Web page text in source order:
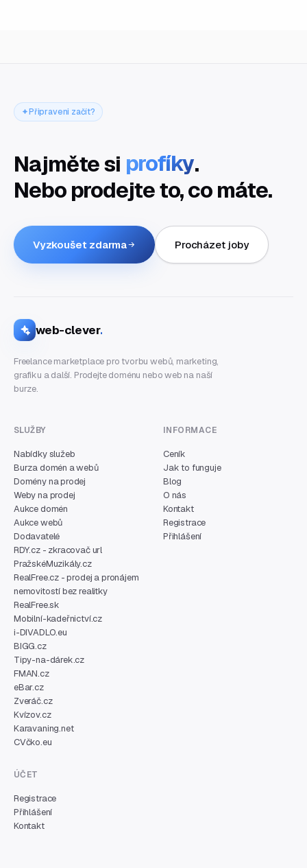
Připraveni začít?
Najměte si profíky.
Nebo prodejte to, co máte.
Vyzkoušet zdarma Procházet joby
web-clever.
Freelance marketplace pro tvorbu webů, marketing,
grafiku a další. Prodejte doménu nebo web na naší
burze.
SLUŽBY
Nabídky služeb
Burza domén a webů
Domény na prodej
Weby na prodej
Aukce domén
Aukce webů
Dodavatelé
RDY.cz - zkracovač url
PražskéMuzikály.cz
RealFree.cz - prodej a pronájem
nemovitostí bez realitky
RealFree.sk
Mobilní-kadeřnictví.cz
i-DIVADLO.eu
BIGG.cz
Tipy-na-dárek.cz
FMAN.cz
eBar.cz
Zveráč.cz
Kvízov.cz
Karavaning.net
CVčko.eu
INFORMACE
Ceník
Jak to funguje
Blog
O nás
Kontakt
Registrace
Přihlášení
ÚČET
Registrace
Přihlášení
Kontakt